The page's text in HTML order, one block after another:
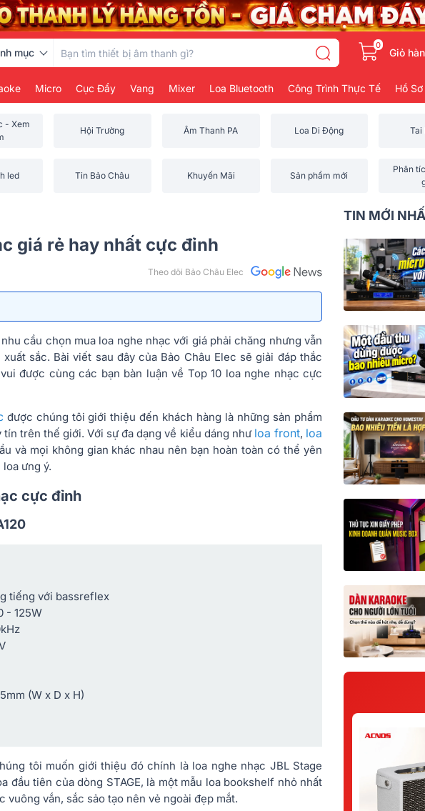
mục
0
Giỏ
Micro Cục Đẩy Vang Mixer Loa Bluetooth Công Trình Thực Tế Hồ
- Xem
Hội Trường Âm Thanh PA Loa Di Động Tai
led Tin Bảo Châu Khuyến Mãi Sản phẩm mới
Phân
giá rẻ hay nhất cực đỉnh
Theo dõi Bảo Châu Elec
cầu chọn mua loa nghe nhạc với giá phải chăng nhưng vẫn
sắc. Bài viết sau đây của Bảo Châu Elec sẽ giải đáp thắc
được cùng các bạn bàn luận về Top 10 loa nghe nhạc cực
được chúng tôi giới thiệu đến khách hàng là những sản phẩm
trên thế giới. Với sự đa dạng về kiểu dáng như loa front, loa
và mọi không gian khác nhau nên bạn hoàn toàn có thể yên
ưng ý.
cực đỉnh
tiếng với bassreflex
- 125W
(W x D x H)
tôi muốn giới thiệu đó chính là loa nghe nhạc JBL Stage
đầu tiên của dòng STAGE, là một mẫu loa bookshelf nhỏ nhất
vuông vắn, sắc sảo tạo nên vẻ ngoài đẹp mắt.
TIN MỚI